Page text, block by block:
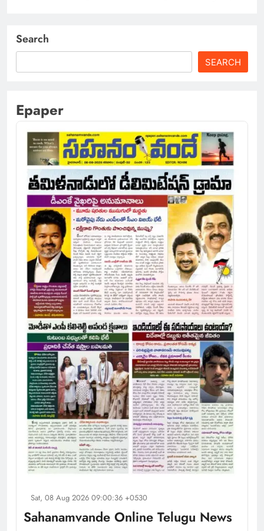
Search
SEARCH
Epaper
Sat, 08 Aug 2026 09:00:36 +0530
Sahanamvande Online Telugu News